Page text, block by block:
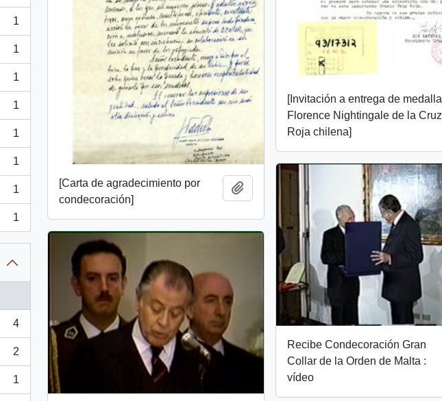
1
1
1
1
1
1
1
1
4
2
1
[Carta de agradecimiento por
condecoración]
Añadir al portapapeles
[Invitación a entrega de medalla
Florence Nightingale de la Cruz
Roja chilena]
Recibe Condecoración Gran
Collar de la Orden de Malta :
vídeo